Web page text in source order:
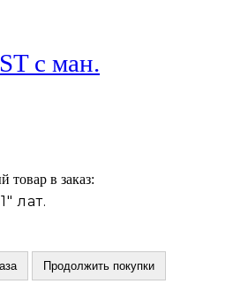
с ман.
в заказ:
лат.
Продолжить покупки